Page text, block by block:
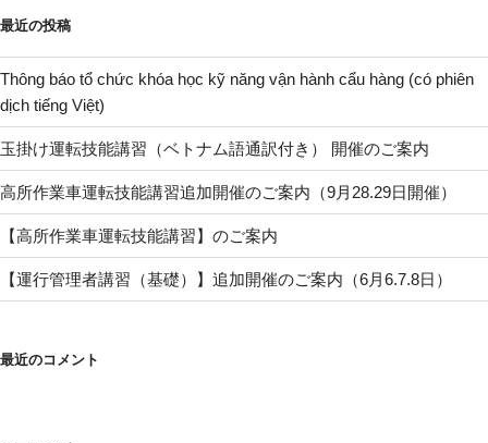
最近の投稿
Thông báo tổ chức khóa học kỹ năng vận hành cẩu hàng (có phiên
dịch tiếng Việt)
玉掛け運転技能講習（ベトナム語通訳付き） 開催のご案内
高所作業車運転技能講習追加開催のご案内（9月28.29日開催）
【高所作業車運転技能講習】のご案内
【運行管理者講習（基礎）】追加開催のご案内（6月6.7.8日）
最近のコメント